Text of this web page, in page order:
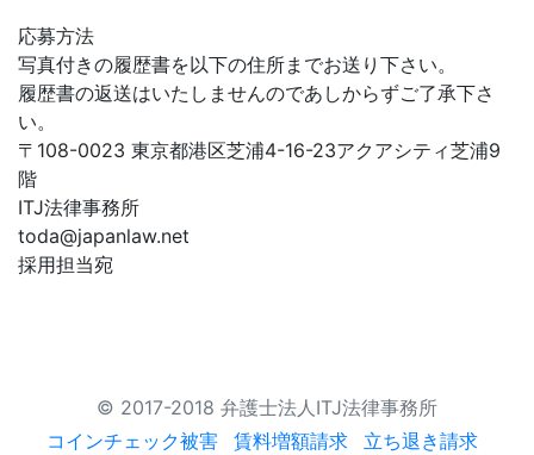
応募方法
写真付きの履歴書を以下の住所までお送り下さい。
履歴書の返送はいたしませんのであしからずご了承下さ
い。
〒108-0023 東京都港区芝浦4-16-23アクアシティ芝浦9
階
ITJ法律事務所
toda@japanlaw.net
採用担当宛
© 2017-2018 弁護士法人ITJ法律事務所
コインチェック被害
賃料増額請求 立ち退き請求